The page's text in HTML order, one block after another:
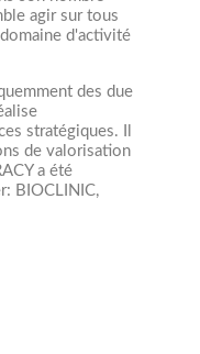
agir sur tous
d'activité
des due
stratégiques. Il
de valorisation
a été
BIOCLINIC,